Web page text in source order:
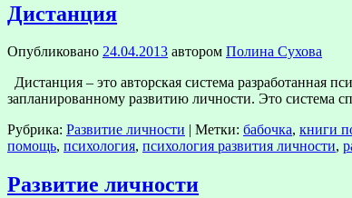
Дистанция
Опубликовано 24.04.2013 автором Полина Сухова
Дистанция​ – это авторская система разработанная
запланированному развитию личности. Это система
Рубрика: Развитие личности Метки: бабочка, книги
помощь, психология, психология развития личности,
Развитие личности